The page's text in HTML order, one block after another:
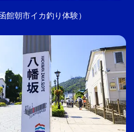
館朝市イカ釣り体験）